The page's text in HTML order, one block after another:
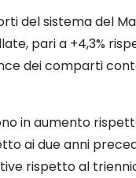
sistema del
pari a +4,3%
dei comparti
in aumento
ai due anni
rispetto al